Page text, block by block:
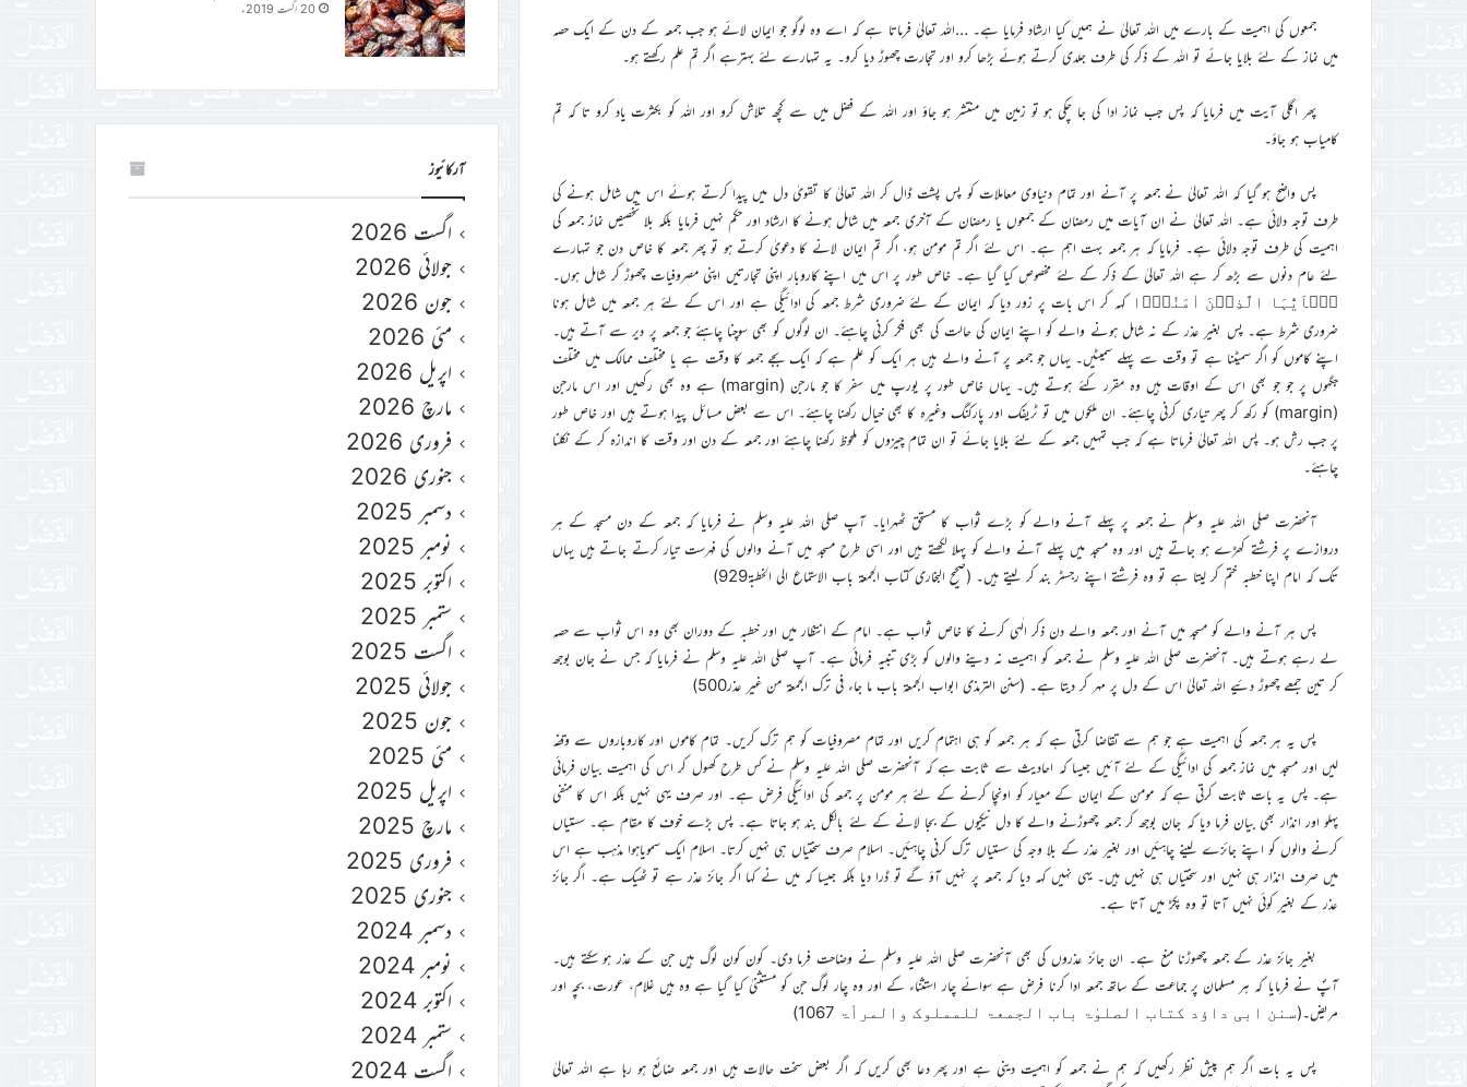
جمعوں کی اہمیت کے بارے میں اللہ تعالیٰ نے ہمیں کیا ارشاد فرمایا ہے۔ …اللہ تعالیٰ فرماتا ہے کہ اے وہ لوگو جو ایمان لائے ہو جب جمعہ کے دن کے ایک حصہ
میں نماز کے لئے بلایا جائے تو اللہ کے ذکر کی طرف جلدی کرتے ہوئے بڑھا کرو اور تجارت چھوڑ دیا کرو۔ یہ تمہارے لئے بہترہے اگر تم علم رکھتے ہو۔
پھر اگلی آیت میں فرمایا کہ پس جب نماز ادا کی جا چکی ہو تو زمین میں منتشر ہو جاؤ اور اللہ کے فضل میں سے کچھ تلاش کرو اور اللہ کو بکثرت یاد کرو تا کہ تم
کامیاب ہو جاؤ۔
پس واضح ہو گیا کہ اللہ تعالیٰ نے جمعہ پر آنے اور تمام دنیاوی معاملات کو پس پشت ڈال کر اللہ تعالیٰ کا تقویٰ دل میں پیدا کرتے ہوئے اس میں شامل ہونے کی
طرف توجہ دلائی ہے۔ اللہ تعالیٰ نے ان آیات میں رمضان کے جمعوں یا رمضان کے آخری جمعہ میں شامل ہونے کا ارشاد اور حکم نہیں فرمایا بلکہ بلا تخصیص نماز جمعہ کی
اہمیت کی طرف توجہ دلائی ہے۔ فرمایا کہ ہر جمعہ بہت اہم ہے۔ اس لئے اگر تم مومن ہو، اگر تم ایمان لانے کا دعویٰ کرتے ہو تو پھر جمعہ کا خاص دن جو تمہارے
لئے عام دنوں سے بڑھ کر ہے اللہ تعالیٰ کے ذکر کے لئے مخصوص کیا گیا ہے۔ خاص طور پر اس میں اپنے کاروبار اپنی تجارتیں اپنی مصروفیات چھوڑ کر شامل ہوں۔
یٰۤاَیُّہَا الَّذِیۡنَ اٰمَنُوۡۤا کہہ کر اس بات پر زور دیا کہ ایمان کے لئے ضروری شرط جمعہ کی ادائیگی ہے اور اس کے لئے ہر جمعہ میں شامل ہونا
ضروری شرط ہے۔ پس بغیر عذر کے نہ شامل ہونے والے کو اپنے ایمان کی حالت کی بھی فکر کرنی چاہئے۔ ان لوگوں کو بھی سوچنا چاہئے جو جمعہ پر دیر سے آتے ہیں۔
اپنے کاموں کو اگر سمیٹنا ہے تو وقت سے پہلے سمیٹیں۔ یہاں جو جمعہ پر آنے والے ہیں ہر ایک کو علم ہے کہ ایک بجے جمعہ کا وقت ہے یا مختلف ممالک میں مختلف
جگہوں پر جو جو بھی اس کے اوقات ہیں وہ مقرر کئے ہوتے ہیں۔ یہاں خاص طور پر یورپ میں سفر کا جو مارجن (margin) ہے وہ بھی رکھیں اور اس مارجن
(margin) کو رکھ کر پھر تیاری کرنی چاہئے۔ ان ملکوں میں تو ٹریفک اور پارکنگ وغیرہ کا بھی خیال رکھنا چاہئے۔ اس سے بعض مسائل پیدا ہوتے ہیں اور خاص طور
پر جب رش ہو۔ پس اللہ تعالیٰ فرماتا ہے کہ جب تمہیں جمعہ کے لئے بلایا جائے تو ان تمام چیزوں کو ملحوظ رکھنا چاہئے اور جمعہ کے دن اور وقت کا اندازہ کر کے نکلنا
چاہئے۔
آنحضرت صلی اللہ علیہ وسلم نے جمعہ پر پہلے آنے والے کو بڑے ثواب کا مستحق ٹھہرایا۔ آپ صلی اللہ علیہ وسلم نے فرمایا کہ جمعہ کے دن مسجد کے ہر
دروازے پر فرشتے کھڑے ہو جاتے ہیں اور وہ مسجد میں پہلے آنے والے کو پہلا لکھتے ہیں اور اسی طرح مسجد میں آنے والوں کی فہرست تیار کرتے جاتے ہیں یہاں
تک کہ امام اپنا خطبہ ختم کر لیتا ہے تو وہ فرشتے اپنے رجسٹر بند کر لیتے ہیں۔ (صحیح البخاری کتاب الجمعۃ باب الاستماع الی الخطبۃ929)
پس ہر آنے والے کو مسجد میں آنے اور جمعہ والے دن ذکر الٰہی کرنے کا خاص ثواب ہے۔ امام کے انتظار میں اور خطبہ کے دوران بھی وہ اس ثواب سے حصہ
لے رہے ہوتے ہیں۔ آنحضرت صلی اللہ علیہ وسلم نے جمعہ کو اہمیت نہ دینے والوں کو بڑی تنبیہ فرمائی ہے۔ آپ صلی اللہ علیہ وسلم نے فرمایا کہ جس نے جان بوجھ
کر تین جمعے چھوڑ دئیے اللہ تعالیٰ اس کے دل پر مہر کر دیتا ہے۔ (سنن الترمذی ابواب الجمعۃ باب ما جاء فی ترک الجمعۃ من غیر عذر500)
پس یہ ہر جمعہ کی اہمیت ہے جو ہم سے تقاضا کرتی ہے کہ ہر جمعہ کو ہی اہتمام کریں اور تمام مصروفیات کو ہم ترک کریں۔ تمام کاموں اور کاروباروں سے وقفہ
لیں اور مسجد میں نماز جمعہ کی ادائیگی کے لئے آئیں جیسا کہ احادیث سے ثابت ہے کہ آنحضرت صلی اللہ علیہ وسلم نے کس طرح کھول کر اس کی اہمیت بیان فرمائی
ہے۔ پس یہ بات ثابت کرتی ہے کہ مومن کے ایمان کے معیار کو اونچا کرنے کے لئے ہر مومن پر جمعہ کی ادائیگی فرض ہے۔ اور صرف یہی نہیں بلکہ اس کا منفی
پہلو اور انذار بھی بیان فرما دیا کہ جان بوجھ کر جمعہ چھوڑنے والے کا دل نیکیوں کے بجا لانے کے لئے بالکل بند ہو جاتا ہے۔ پس بڑے خوف کا مقام ہے۔ سستیاں
کرنے والوں کو اپنے جائزے لینے چاہئیں اور بغیر عذر کے بلا وجہ کی سستیاں ترک کرنی چاہئیں۔ اسلام صرف سختیاں ہی نہیں کرتا۔ اسلام ایک سمویاہوا مذہب ہے اس
میں صرف انذار ہی نہیں اور سختیاں ہی نہیں ہیں۔ یہی نہیں کہہ دیا کہ جمعہ پر نہیں آؤ گے تو ڈرا دیا بلکہ جیسا کہ میں نے کہا اگر جائز عذر ہے تو ٹھیک ہے۔ اگر جائز
عذر کے بغیر کوئی نہیں آتا تو وہ پکڑ میں آتا ہے۔
بغیر جائز عذر کے جمعہ چھوڑنا منع ہے۔ ان جائز عذروں کی بھی آنحضرت صلی اللہ علیہ وسلم نے وضاحت فرما دی۔ کون کون لوگ ہیں جن کے عذر ہو سکتے ہیں۔
آپؐ نے فرمایا کہ ہر مسلمان پر جماعت کے ساتھ جمعہ ادا کرنا فرض ہے سوائے چار استثناء کے اور وہ چار لوگ جن کو مستثنیٰ کیا گیا ہے وہ ہیں غلام، عورت، بچہ اور
مریض۔(سنن ابی داؤد کتاب الصلوٰۃ باب الجمعۃ للمملوک والمرأۃ
پس یہ بات اگر ہم پیش نظر رکھیں کہ ہم نے جمعہ کو اہمیت دینی ہے اور پھر دعا بھی کریں کہ اگر بعض سخت حالات ہیں اور جمعہ ضائع ہو رہا ہے اللہ تعالیٰ
20 اگست 2019ء
آرکائیوز
اگست 2026
جولائی 2026
جون 2026
مئی 2026
اپریل 2026
مارچ 2026
فروری 2026
جنوری 2026
دسمبر 2025
نومبر 2025
اکتوبر 2025
ستمبر 2025
اگست 2025
جولائی 2025
جون 2025
مئی 2025
اپریل 2025
مارچ 2025
فروری 2025
جنوری 2025
دسمبر 2024
نومبر 2024
اکتوبر 2024
ستمبر 2024
اگست 2024